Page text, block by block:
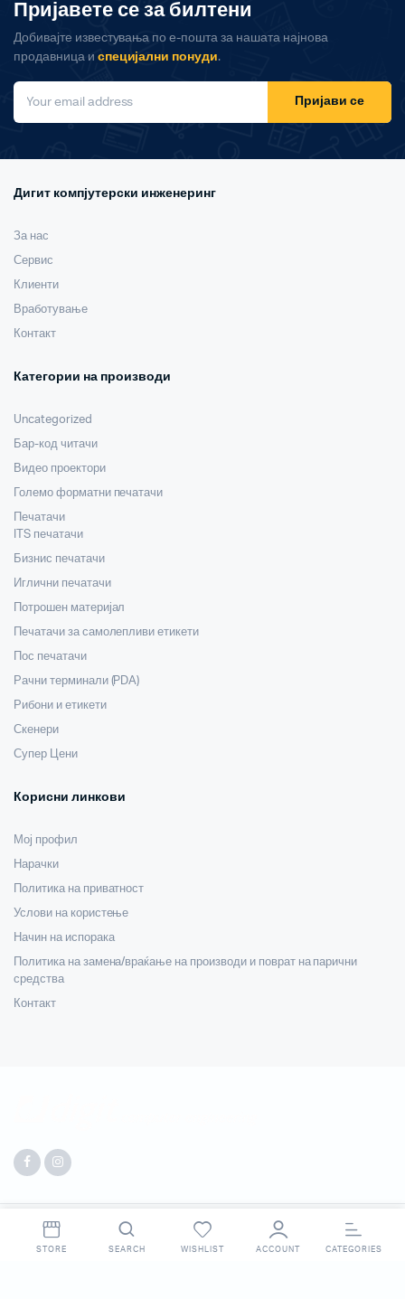
Пријавете се за билтени
Добивајте известувања по е-пошта за нашата најнова
продавница и специјални понуди.
Пријави се
Дигит компјутерски инженеринг
За нас
Сервис
Клиенти
Вработување
Контакт
Категории на производи
Uncategorized
Бар-код читачи
Видео проектори
Големо форматни печатачи
Печатачи
ITS печатачи
Бизнис печатачи
Иглични печатачи
Потрошен материјал
Печатачи за самолепливи етикети
Пос печатачи
Рачни терминали (PDA)
Рибони и етикети
Скенери
Супер Цени
Корисни линкови
Мој профил
Нарачки
Политика на приватност
Услови на користење
Начин на испорака
Политика на замена/враќање на производи и поврат на парични
средства
Контакт
Copyright 2025 © Digit. All right reserved. Made by Webpigment
STORE SEARCH WISHLIST ACCOUNT CATEGORIES